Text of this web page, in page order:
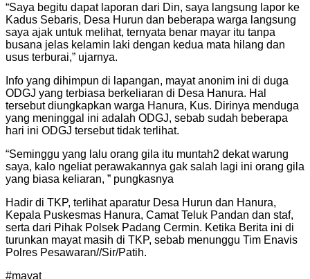
“Saya begitu dapat laporan dari Din, saya langsung lapor ke
Kadus Sebaris, Desa Hurun dan beberapa warga langsung
saya ajak untuk melihat, ternyata benar mayar itu tanpa
busana jelas kelamin laki dengan kedua mata hilang dan
usus terburai,” ujarnya.
Info yang dihimpun di lapangan, mayat anonim ini di duga
ODGJ yang terbiasa berkeliaran di Desa Hanura. Hal
tersebut diungkapkan warga Hanura, Kus. Dirinya menduga
yang meninggal ini adalah ODGJ, sebab sudah beberapa
hari ini ODGJ tersebut tidak terlihat.
“Seminggu yang lalu orang gila itu muntah2 dekat warung
saya, kalo ngeliat perawakannya gak salah lagi ini orang gila
yang biasa keliaran, ” pungkasnya
Hadir di TKP, terlihat aparatur Desa Hurun dan Hanura,
Kepala Puskesmas Hanura, Camat Teluk Pandan dan staf,
serta dari Pihak Polsek Padang Cermin. Ketika Berita ini di
turunkan mayat masih di TKP, sebab menunggu Tim Enavis
Polres Pesawaran//Sir/Patih.
#mayat